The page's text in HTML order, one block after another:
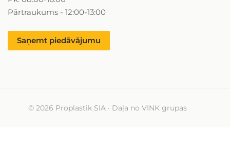
Pārtraukums - 12:00-13:00
Saņemt piedāvājumu
© 2026 Proplastik SIA · Daļa no VINK grupas